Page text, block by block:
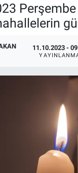
11.10.2023 -